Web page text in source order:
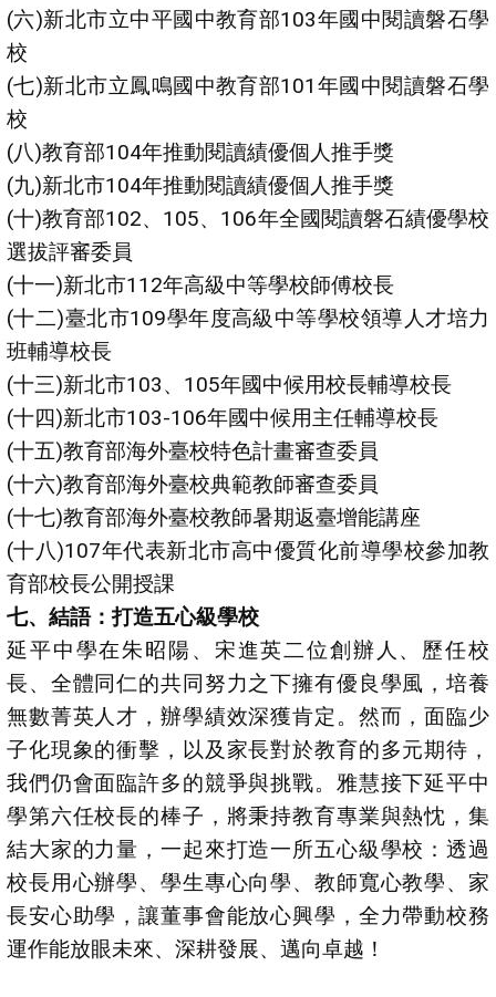
(六)新北市立中平國中教育部103年國中閱讀磐石學
校
(七)新北市立鳳鳴國中教育部101年國中閱讀磐石學
校
(八)教育部104年推動閱讀績優個人推手獎
(九)新北市104年推動閱讀績優個人推手獎
(十)教育部102、105、106年全國閱讀磐石績優學校
選拔評審委員
(十一)新北市112年高級中等學校師傅校長
(十二)臺北市109學年度高級中等學校領導人才培力
班輔導校長
(十三)新北市103、105年國中候用校長輔導校長
(十四)新北市103-106年國中候用主任輔導校長
(十五)教育部海外臺校特色計畫審查委員
(十六)教育部海外臺校典範教師審查委員
(十七)教育部海外臺校教師暑期返臺增能講座
(十八)107年代表新北市高中優質化前導學校參加教
育部校長公開授課
七、結語：打造五心級學校
延平中學在朱昭陽、宋進英二位創辦人、歷任校
長、全體同仁的共同努力之下擁有優良學風，培養
無數菁英人才，辦學績效深獲肯定。然而，面臨少
子化現象的衝擊，以及家長對於教育的多元期待，
我們仍會面臨許多的競爭與挑戰。雅慧接下延平中
學第六任校長的棒子，將秉持教育專業與熱忱，集
結大家的力量，一起來打造一所五心級學校：透過
校長用心辦學、學生專心向學、教師寬心教學、家
長安心助學，讓董事會能放心興學，全力帶動校務
運作能放眼未來、深耕發展、邁向卓越！